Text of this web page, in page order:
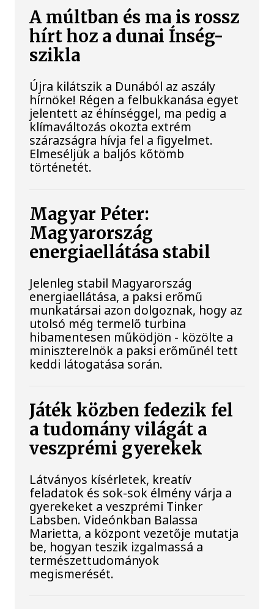
A múltban és ma is rossz
hírt hoz a dunai Ínség-
szikla
Újra kilátszik a Dunából az aszály
hírnöke! Régen a felbukkanása egyet
jelentett az éhínséggel, ma pedig a
klímaváltozás okozta extrém
szárazságra hívja fel a figyelmet.
Elmeséljük a baljós kőtömb
történetét.
Magyar Péter:
Magyarország
energiaellátása stabil
Jelenleg stabil Magyarország
energiaellátása, a paksi erőmű
munkatársai azon dolgoznak, hogy az
utolsó még termelő turbina
hibamentesen működjön - közölte a
miniszterelnök a paksi erőműnél tett
keddi látogatása során.
Játék közben fedezik fel
a tudomány világát a
veszprémi gyerekek
Látványos kísérletek, kreatív
feladatok és sok-sok élmény várja a
gyerekeket a veszprémi Tinker
Labsben. Videónkban Balassa
Marietta, a központ vezetője mutatja
be, hogyan teszik izgalmassá a
természettudományok
megismerését.